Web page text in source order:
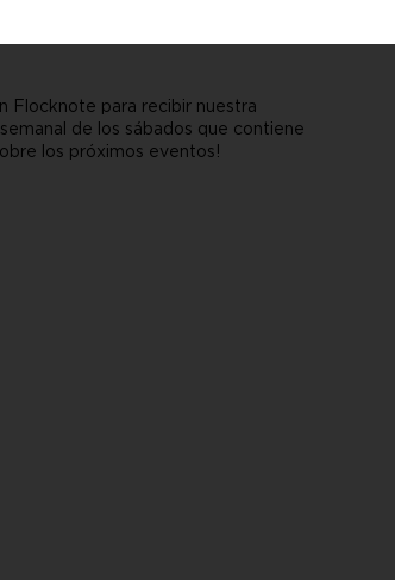
Flocknote para recibir nuestra
de los sábados que contiene
los próximos eventos!